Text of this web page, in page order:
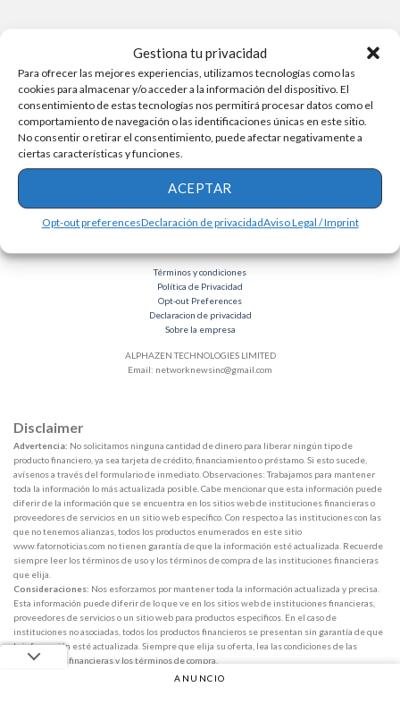
Gestiona tu privacidad
Para ofrecer las mejores experiencias, utilizamos tecnologías como las
cookies para almacenar y/o acceder a la información del dispositivo. El
consentimiento de estas tecnologías nos permitirá procesar datos como el
comportamiento de navegación o las identificaciones únicas en este sitio.
No consentir o retirar el consentimiento, puede afectar negativamente a
ciertas características y funciones.
ACEPTAR
Opt-out preferencesDeclaración de privacidadAviso Legal / Imprint
Términos y condiciones
Política de Privacidad
Opt-out Preferences
Declaracion de privacidad
Sobre la empresa
ALPHAZEN TECHNOLOGIES LIMITED
Email: networknewsinc@gmail.com
Disclaimer
Advertencia: No solicitamos ninguna cantidad de dinero para liberar ningún tipo de
producto financiero, ya sea tarjeta de crédito, financiamiento o préstamo. Si esto sucede,
avísenos a través del formulario de inmediato. Observaciones: Trabajamos para mantener
toda la información lo más actualizada posible. Cabe mencionar que esta información puede
diferir de la información que se encuentra en los sitios web de instituciones financieras o
proveedores de servicios en un sitio web específico. Con respecto a las instituciones con las
que no tenemos alianzas, todos los productos enumerados en este sitio
www.fatornoticias.com no tienen garantía de que la información esté actualizada. Recuerde
siempre leer los términos de uso y los términos de compra de las instituciones financieras
que elija.
Consideraciones: Nos esforzamos por mantener toda la información actualizada y precisa.
Esta información puede diferir de lo que ve en los sitios web de instituciones financieras,
proveedores de servicios o un sitio web para productos específicos. En el caso de
instituciones no asociadas, todos los productos financieros se presentan sin garantía de que
la información esté actualizada. Siempre que elija su oferta, lea las condiciones de las
instituciones financieras y los términos de compra.
ANUNCIO